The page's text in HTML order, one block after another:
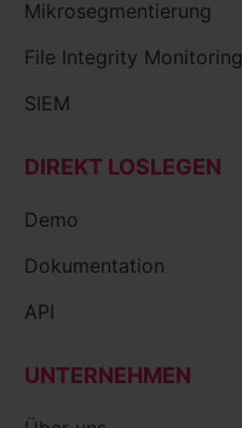
Mikrosegmentierung
File Integrity Monitoring
SIEM
DIREKT LOSLEGEN
Demo
Dokumentation
API
UNTERNEHMEN